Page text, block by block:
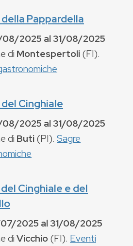
Pappardella
08/2025 al31/08/2025
di Montespertoli(FI).
Cinghiale
08/2025 al31/08/2025
di Buti(PI). Sagre
Cinghiale e del
2025 al31/08/2025
diVicchio(FI). Eventi